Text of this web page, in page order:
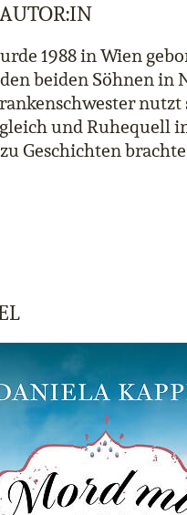
1988 in Wien
beiden Söhnen in
nutzt
und Ruhequell
Geschichten